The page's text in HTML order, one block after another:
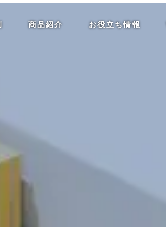
商品紹介 お役立ち情報